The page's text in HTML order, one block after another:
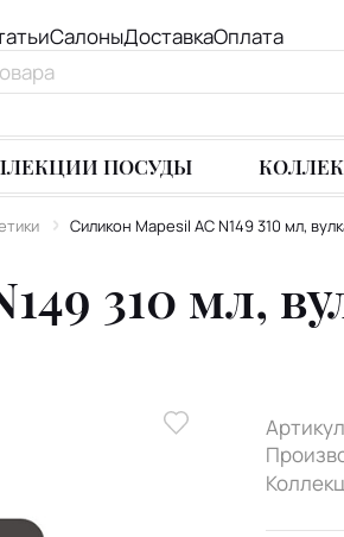
СалоныДоставкаОплата
ПОСУДЫ
Силикон Mapesil AC N149 310 мл,
310 мл,